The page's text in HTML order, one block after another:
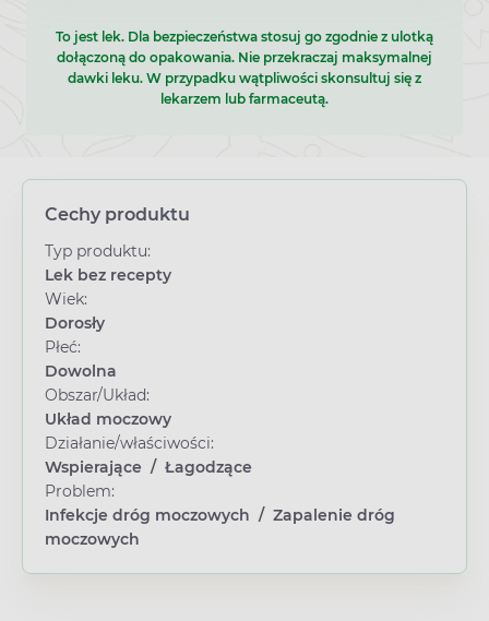
To jest lek. Dla bezpieczeństwa stosuj go zgodnie z ulotką
dołączoną do opakowania. Nie przekraczaj maksymalnej
dawki leku. W przypadku wątpliwości skonsultuj się z
lekarzem lub farmaceutą.
Cechy produktu
Typ produktu:
Lek bez recepty
Wiek:
Dorosły
Płeć:
Dowolna
Obszar/Układ:
Układ moczowy
Działanie/właściwości:
Wspierające / Łagodzące
Problem:
Infekcje dróg moczowych / Zapalenie dróg
moczowych